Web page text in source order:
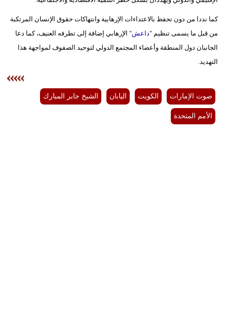
كما نددا من دون تحفظ بالاعتداءات الإرهابية وانتهاكات حقوق الإنسان المرتكبة
من قبل ما يسمى تنظيم "داعش" الإرهابي إضافة إلى تطرفه العنيف، كما دعا
الجانبان دول المنطقة وأعضاء المجتمع الدولي لتوحيد الصفوف لمواجهة هذا
التهديد.
صوت الإمارات الكويت اليابان الشيخ جابر المبارك
الأمم المتحدة